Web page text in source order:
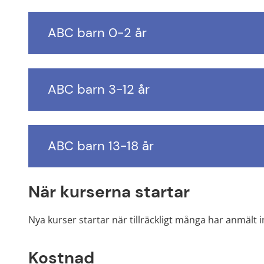
ABC barn 0-2 år
ABC barn 3-12 år
ABC barn 13-18 år
När kurserna startar
Nya kurser startar när tillräckligt många har anmält
Kostnad